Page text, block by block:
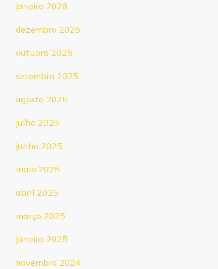
janeiro 2026
dezembro 2025
outubro 2025
setembro 2025
agosto 2025
julho 2025
junho 2025
maio 2025
abril 2025
março 2025
janeiro 2025
novembro 2024